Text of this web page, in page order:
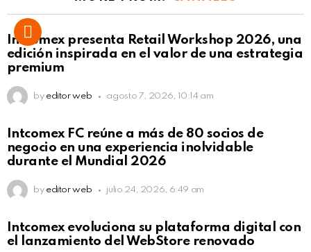
Intcomex presenta Retail Workshop 2026, una
edición inspirada en el valor de una estrategia
premium
by editor web agosto 7, 2026, 10:14 am
Intcomex FC reúne a más de 80 socios de
negocio en una experiencia inolvidable
durante el Mundial 2026
by editor web julio 24, 2026, 6:49 am
Intcomex evoluciona su plataforma digital con
el lanzamiento del WebStore renovado